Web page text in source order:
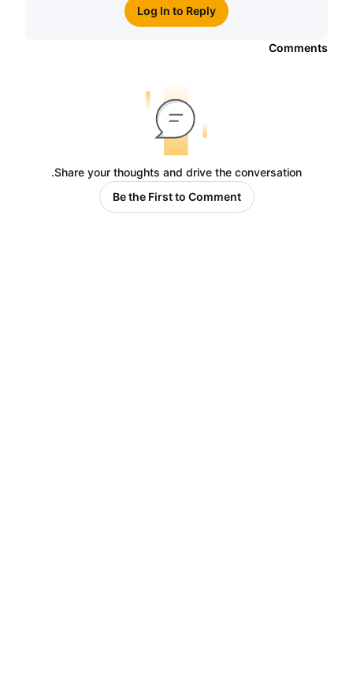
Log In to Reply
Comments
Share your thoughts and drive the conversation.
Be the First to Comment